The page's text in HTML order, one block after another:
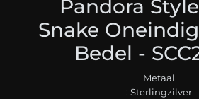
Pandora
Snake
Bedel -
Metaal
: Sterlingzilver